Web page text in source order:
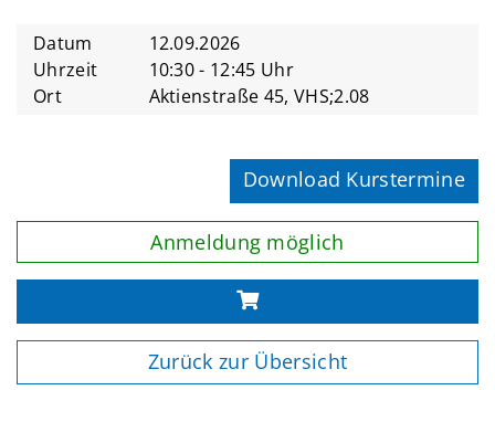
Datum
12.09.2026
Uhrzeit
10:30 - 12:45 Uhr
Ort
Aktienstraße 45, VHS;2.08
Download Kurstermine
Anmeldung möglich
Zurück zur Übersicht